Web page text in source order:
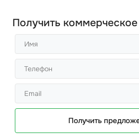
Получить
Получить